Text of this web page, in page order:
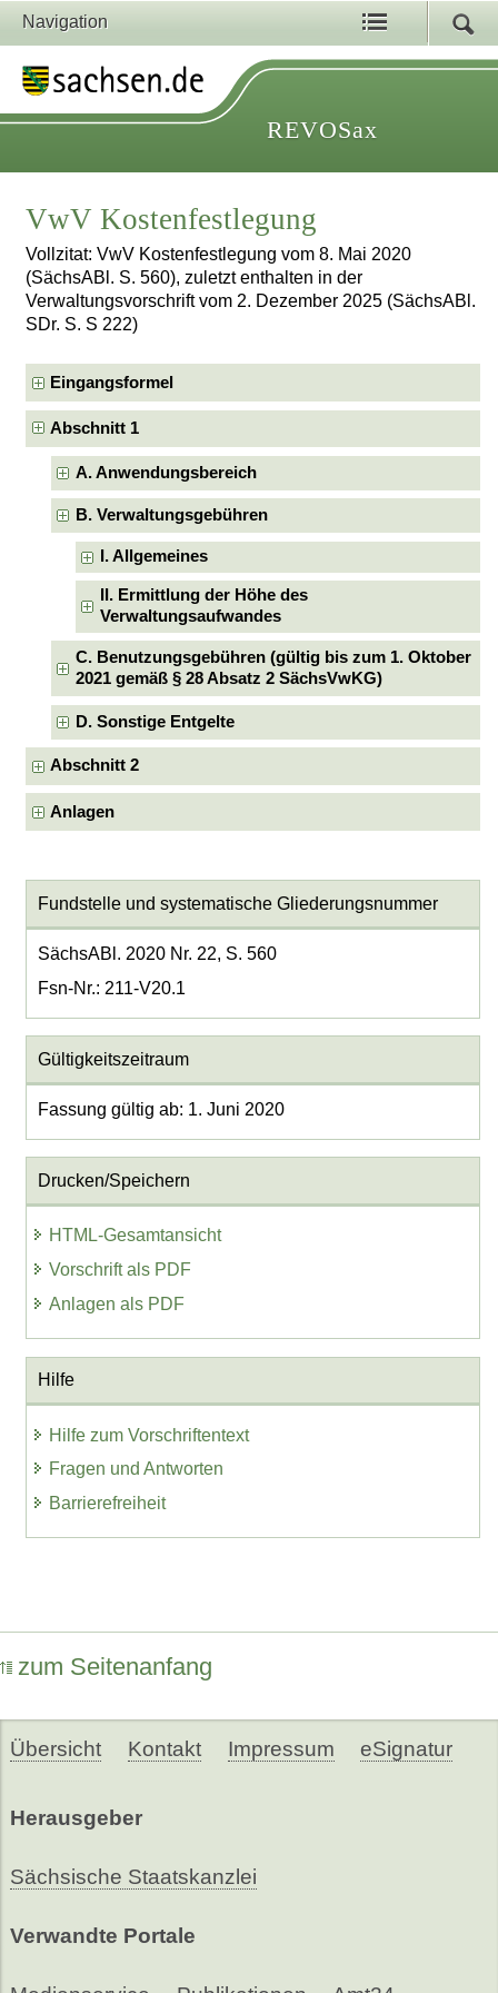
Navigation
REVOSax
VwV Kostenfestlegung
Vollzitat: VwV Kostenfestlegung vom 8. Mai 2020
(SächsABl. S. 560), zuletzt enthalten in der
Verwaltungsvorschrift vom 2. Dezember 2025 (SächsABl.
SDr. S. S 222)
Eingangsformel
Abschnitt 1
A. Anwendungsbereich
B. Verwaltungsgebühren
I. Allgemeines
II. Ermittlung der Höhe des
Verwaltungsaufwandes
C. Benutzungsgebühren (gültig bis zum 1. Oktober
2021 gemäß § 28 Absatz 2 SächsVwKG)
D. Sonstige Entgelte
Abschnitt 2
Anlagen
Fundstelle und systematische Gliederungsnummer
SächsABl. 2020 Nr. 22, S. 560
Fsn-Nr.: 211-V20.1
Gültigkeitszeitraum
Fassung gültig ab: 1. Juni 2020
Drucken/Speichern
HTML-Gesamtansicht
Vorschrift als PDF
Anlagen als PDF
Hilfe
Hilfe zum Vorschriftentext
Fragen und Antworten
Barrierefreiheit
zum Seitenanfang
Übersicht Kontakt Impressum eSignatur
Herausgeber
Sächsische Staatskanzlei
Verwandte Portale